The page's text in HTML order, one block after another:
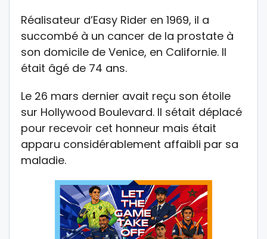
Réalisateur d’Easy Rider en 1969, il a
succombé à un cancer de la prostate à
son domicile de Venice, en Californie. Il
était âgé de 74 ans.
Le 26 mars dernier avait reçu son étoile
sur Hollywood Boulevard. Il sétait déplacé
pour recevoir cet honneur mais était
apparu considérablement affaibli par sa
maladie.